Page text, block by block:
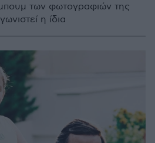
των φωτογραφιών της
η ίδια